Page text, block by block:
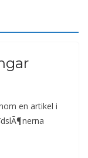
en artikel i